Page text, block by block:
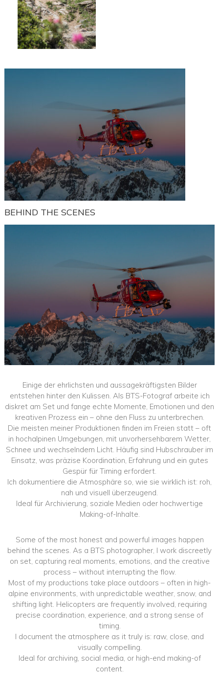
BEHIND THE SCENES
Einige der ehrlichsten und aussagekräftigsten Bilder
entstehen hinter den Kulissen. Als BTS-Fotograf arbeite ich
diskret am Set und fange echte Momente, Emotionen und den
kreativen Prozess ein – ohne den Fluss zu unterbrechen.
Die meisten meiner Produktionen finden im Freien statt – oft
in hochalpinen Umgebungen, mit unvorhersehbarem Wetter,
Schnee und wechselndem Licht. Häufig sind Hubschrauber im
Einsatz, was präzise Koordination, Erfahrung und ein gutes
Gespür für Timing erfordert.
Ich dokumentiere die Atmosphäre so, wie sie wirklich ist: roh,
nah und visuell überzeugend.
Ideal für Archivierung, soziale Medien oder hochwertige
Making-of-Inhalte.
Some of the most honest and powerful images happen
behind the scenes. As a BTS photographer, I work discreetly
on set, capturing real moments, emotions, and the creative
process – without interrupting the flow.
Most of my productions take place outdoors – often in high-
alpine environments, with unpredictable weather, snow, and
shifting light. Helicopters are frequently involved, requiring
precise coordination, experience, and a strong sense of
timing.
I document the atmosphere as it truly is: raw, close, and
visually compelling.
Ideal for archiving, social media, or high-end making-of
content.